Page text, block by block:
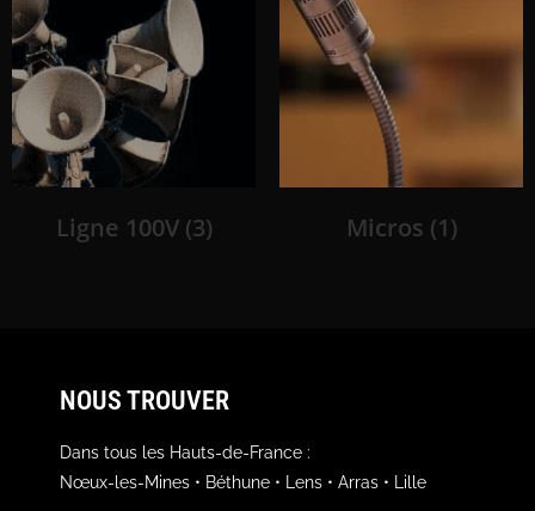
Ligne 100V (3) Micros (1)
NOUS TROUVER
Dans tous les Hauts-de-France :
Nœux-les-Mines • Béthune • Lens • Arras • Lille